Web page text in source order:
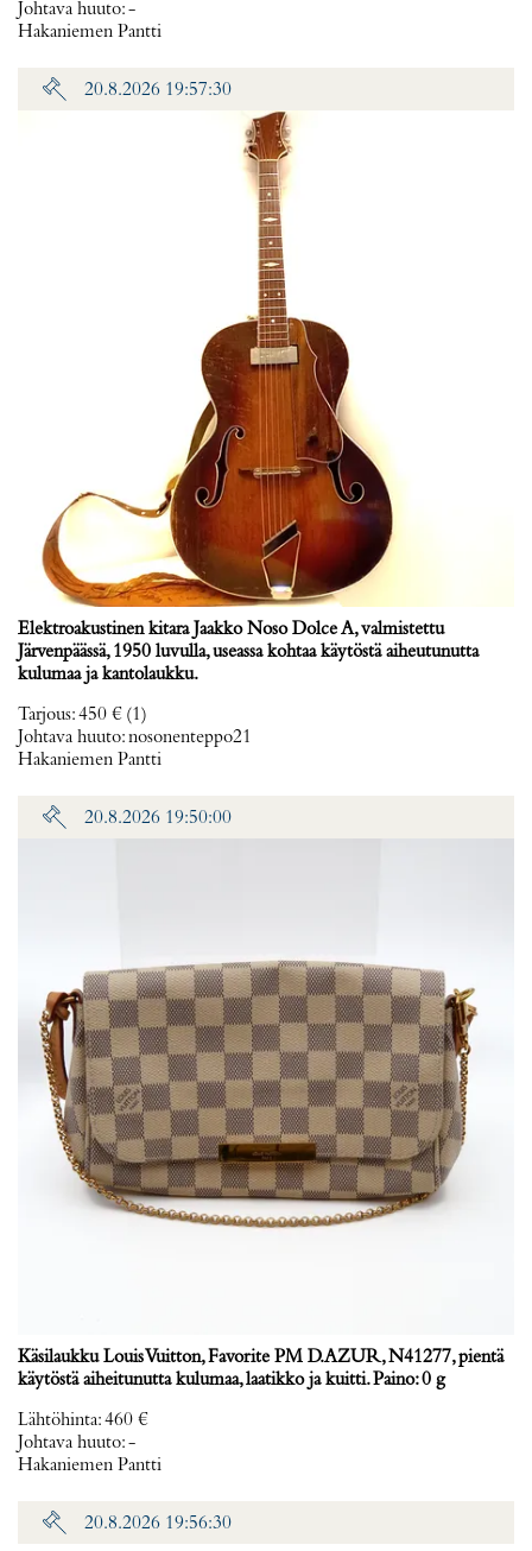
Johtava huuto:-
Hakaniemen Pantti
20.8.2026 19:57:30
Elektroakustinen kitara Jaakko Noso Dolce A, valmistettu
Järvenpäässä, 1950 luvulla, useassa kohtaa käytöstä aiheutunutta
kulumaa ja kantolaukku.
Tarjous:450 € (1)
Johtava huuto:nosonenteppo21
Hakaniemen Pantti
20.8.2026 19:50:00
Käsilaukku Louis Vuitton, Favorite PM D.AZUR, N41277, pientä
käytöstä aiheitunutta kulumaa, laatikko ja kuitti. Paino: 0 g
Lähtöhinta:460 €
Johtava huuto:-
Hakaniemen Pantti
20.8.2026 19:56:30